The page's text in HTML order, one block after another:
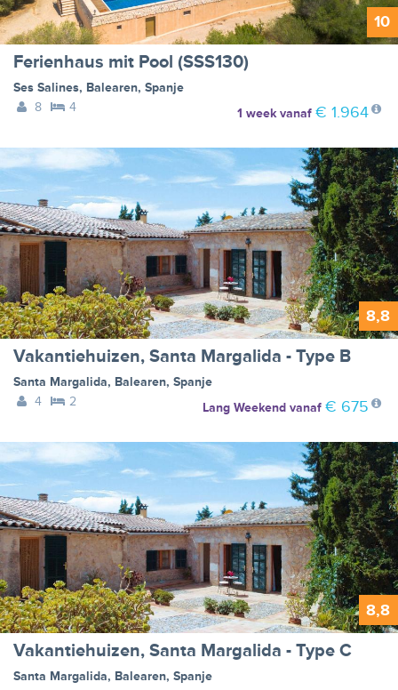
10
Ferienhaus mit Pool (SSS130)
Ses Salines, Balearen, Spanje
8
4 1 weekvanaf € 1.964
8,8
Vakantiehuizen, Santa Margalida - Type B
Santa Margalida, Balearen, Spanje
4
2 Lang Weekendvanaf € 675
8,8
Vakantiehuizen, Santa Margalida - Type C
Santa Margalida, Balearen, Spanje